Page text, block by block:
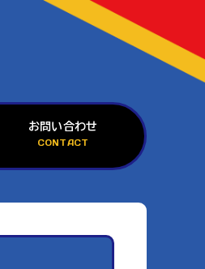
お問い合わせ
CONTACT